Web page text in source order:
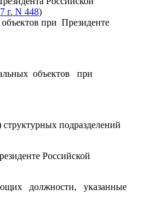
г. N 448)
при Президенте
объектов при
подразделений
Российской
должности, указанные